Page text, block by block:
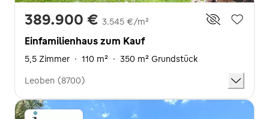
389.900 € 3.545 €/m²
Einfamilienhaus zum Kauf
5,5 Zimmer · 110 m² · 350 m² Grundstück
Leoben (8700)